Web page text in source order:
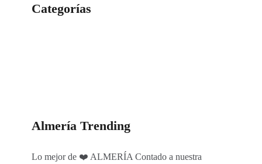
Categorías
Almería Trending
Lo mejor de ❤️ ALMERÍA Contado a nuestra